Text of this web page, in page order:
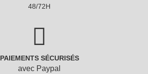
48/72H
PAIEMENTS SÉCURISÉS
avec Paypal